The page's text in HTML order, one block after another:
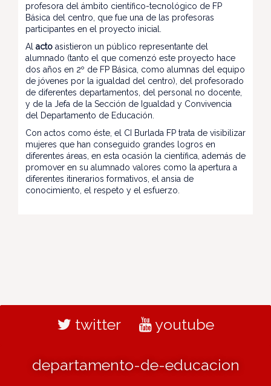
profesora del ámbito científico-tecnológico de FP
Básica del centro, que fue una de las profesoras
participantes en el proyecto inicial.
Al acto asistieron un público representante del
alumnado (tanto el que comenzó este proyecto hace
dos años en 2º de FP Básica, como alumnas del equipo
de jóvenes por la igualdad del centro), del profesorado
de diferentes departamentos, del personal no docente,
y de la Jefa de la Sección de Igualdad y Convivencia
del Departamento de Educación.
Con actos como éste, el CI Burlada FP trata de visibilizar
mujeres que han conseguido grandes logros en
diferentes áreas, en esta ocasión la científica, además de
promover en su alumnado valores como la apertura a
diferentes itinerarios formativos, el ansia de
conocimiento, el respeto y el esfuerzo.
twitter youtube
departamento-de-educacion